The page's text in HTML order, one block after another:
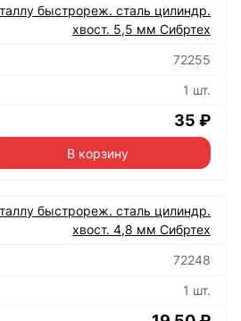
быстрореж. сталь цилиндр.
хвост. 5,5 мм Сибртех
72255
1 шт.
35 ₽
В корзину
быстрореж. сталь цилиндр.
хвост. 4,8 мм Сибртех
72248
1 шт.